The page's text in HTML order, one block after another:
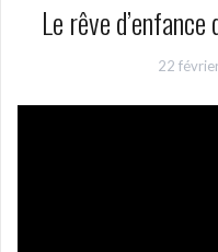
Le rêve
22